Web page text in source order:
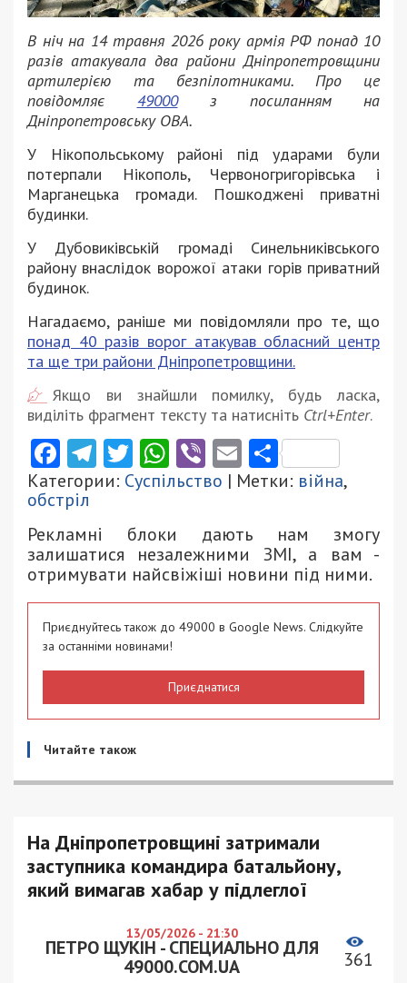
В ніч на 14 травня 2026 року армія РФ понад 10
разів атакувала два райони Дніпропетровщини
артилерією та безпілотниками. Про це
повідомляє 49000з посиланням на
Дніпропетровську ОВА.
У Нікопольському районі під ударами були
потерпали Нікополь, Червоногригорівська і
Марганецька громади. Пошкоджені приватні
будинки.
У Дубовиківській громаді Синельниківського
району внаслідок ворожої атаки горів приватний
будинок.
Нагадаємо, раніше ми повідомляли про те, що
понад 40 разів ворог атакував обласний центр
та ще три райони Дніпропетровщини.
Якщо ви знайшли помилку, будь ласка,
виділіть фрагмент тексту та натисніть Ctrl+Enter.
Facebook
Telegram
Twitter
WhatsApp
ViberEmail
Категории: Суспільство | Метки: війна,
обстріл
Рекламні блоки дають нам змогу
залишатися незалежними ЗМІ, а вам -
отримувати найсвіжіші новини під ними.
Приєднуйтесь також до 49000 в Google News. Слідкуйте
за останніми новинами!
Приєднатися
Читайте також
На Дніпропетровщині затримали
заступника командира батальйону,
який вимагав хабар у підлеглої
13/05/2026 - 21:30
ПЕТРО ЩУКІН - СПЕЦИАЛЬНО ДЛЯ
49000.COM.UA
361